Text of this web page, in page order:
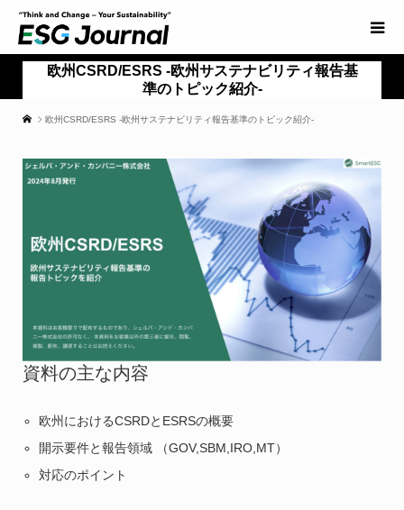
欧州CSRD/ESRS -欧州サステナビリティ報告基
準のトピック紹介-
欧州CSRD/ESRS -欧州サステナビリティ報告基準のトピック紹介-
資料の主な内容
欧州におけるCSRDとESRSの概要
開示要件と報告領域 （GOV,SBM,IRO,MT）
対応のポイント